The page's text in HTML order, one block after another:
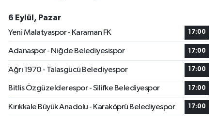
6 Eylül, Pazar
Yeni Malatyaspor - Karaman FK
17:00
Adanaspor - Niğde Belediyesispor 17:00
Ağrı 1970 - Talasgücü Belediyespor 17:00
Bitlis Özgüzelderespor - Silifke Belediyespor 17:00
Kırıkkale Büyük Anadolu - Karaköprü Belediyespor 17:00